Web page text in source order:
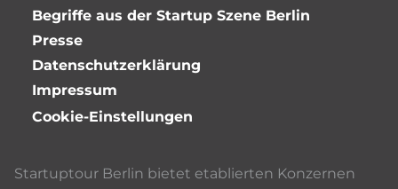
Begriffe aus der Startup Szene Berlin
Presse
Datenschutzerklärung
Impressum
Cookie-Einstellungen
Startuptour Berlin bietet etablierten Konzernen